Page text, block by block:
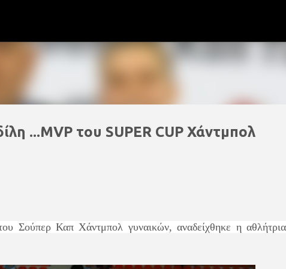
...ΜVP του SUPER CUP Χάντμπολ
Σούπερ Καπ Χάντμπολ γυναικών, αναδείχθηκε η